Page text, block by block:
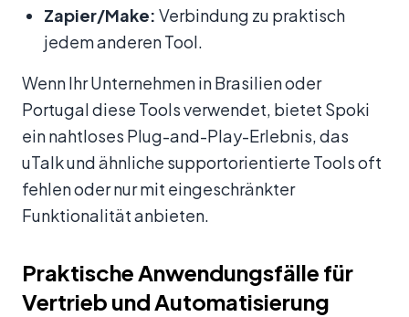
Zapier/Make: Verbindung zu praktisch
jedem anderen Tool.
Wenn Ihr Unternehmen in Brasilien oder
Portugal diese Tools verwendet, bietet Spoki
ein nahtloses Plug-and-Play-Erlebnis, das
uTalk und ähnliche supportorientierte Tools oft
fehlen oder nur mit eingeschränkter
Funktionalität anbieten.
Praktische Anwendungsfälle für
Vertrieb und Automatisierung